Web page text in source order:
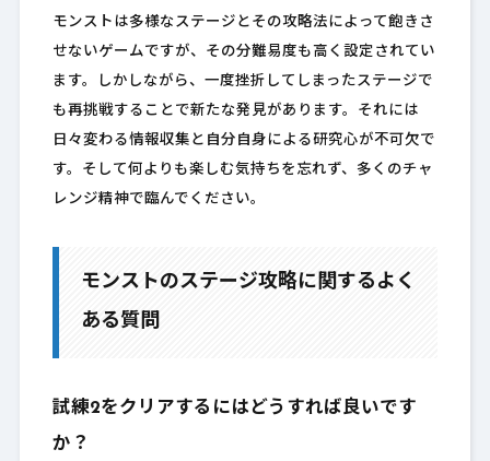
モンストは多様なステージとその攻略法によって飽きさ
せないゲームですが、その分難易度も高く設定されてい
ます。しかしながら、一度挫折してしまったステージで
も再挑戦することで新たな発見があります。それには
日々変わる情報収集と自分自身による研究心が不可欠で
す。そして何よりも楽しむ気持ちを忘れず、多くのチャ
レンジ精神で臨んでください。
モンストのステージ攻略に関するよく
ある質問
試練2をクリアするにはどうすれば良いです
か？